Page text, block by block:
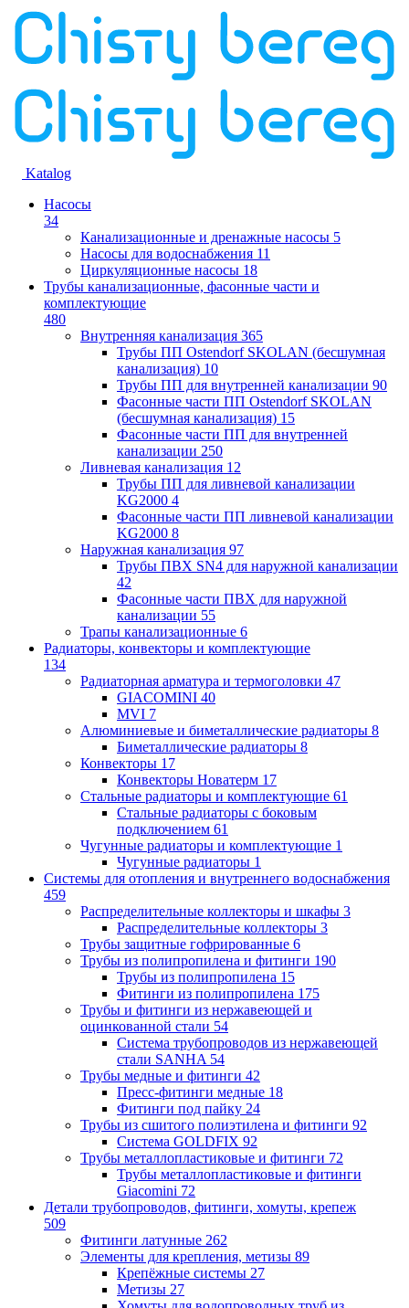
Katalog
Насосы
34
Канализационные и дренажные насосы 5
Насосы для водоснабжения 11
Циркуляционные насосы 18
Трубы канализационные, фасонные части и
комплектующие
480
Внутренняя канализация 365
Трубы ПП Ostendorf SKOLAN (бесшумная
канализация) 10
Трубы ПП для внутренней канализации 90
Фасонные части ПП Ostendorf SKOLAN
(бесшумная канализация) 15
Фасонные части ПП для внутренней
канализации 250
Ливневая канализация 12
Трубы ПП для ливневой канализации
KG2000 4
Фасонные части ПП ливневой канализации
KG2000 8
Наружная канализация 97
Трубы ПВХ SN4 для наружной канализации
42
Фасонные части ПВХ для наружной
канализации 55
Трапы канализационные 6
Радиаторы, конвекторы и комплектующие
134
Радиаторная арматура и термоголовки 47
GIACOMINI 40
MVI 7
Алюминиевые и биметаллические радиаторы 8
Биметаллические радиаторы 8
Конвекторы 17
Конвекторы Новатерм 17
Стальные радиаторы и комплектующие 61
Стальные радиаторы с боковым
подключением 61
Чугунные радиаторы и комплектующие 1
Чугунные радиаторы 1
Системы для отопления и внутреннего водоснабжения
459
Распределительные коллекторы и шкафы 3
Распределительные коллекторы 3
Трубы защитные гофрированные 6
Трубы из полипропилена и фитинги 190
Трубы из полипропилена 15
Фитинги из полипропилена 175
Трубы и фитинги из нержавеющей и
оцинкованной стали 54
Система трубопроводов из нержавеющей
стали SANHA 54
Трубы медные и фитинги 42
Пресс-фитинги медные 18
Фитинги под пайку 24
Трубы из сшитого полиэтилена и фитинги 92
Система GOLDFIX 92
Трубы металлопластиковые и фитинги 72
Трубы металлопластиковые и фитинги
Giacomini 72
Детали трубопроводов, фитинги, хомуты, крепеж
509
Фитинги латунные 262
Элементы для крепления, метизы 89
Крепёжные системы 27
Метизы 27